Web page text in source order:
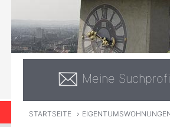
Meine
STARTSEITE ›